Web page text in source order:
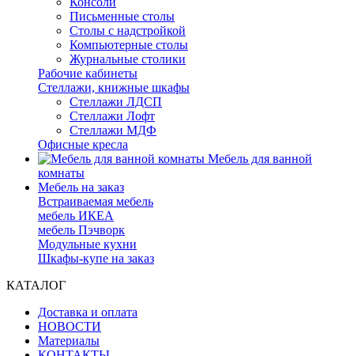
Письменные столы
Столы с надстройкой
Компьютерные столы
Журнальные столики
Рабочие кабинеты
Стеллажи, книжные шкафы
Стеллажи ЛДСП
Стеллажи Лофт
Стеллажи МДФ
Офисные кресла
Мебель для ванной
комнаты
Мебель на заказ
Встраиваемая мебель
мебель ИКЕА
мебель Пэчворк
Модульные кухни
Шкафы-купе на заказ
КАТАЛОГ
Доставка и оплата
НОВОСТИ
Материалы